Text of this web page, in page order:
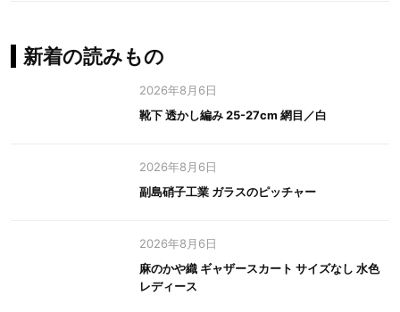
新着の読みもの
2026年8月6日
靴下 透かし編み 25-27cm 網目／白
2026年8月6日
副島硝子工業 ガラスのピッチャー
2026年8月6日
麻のかや織 ギャザースカート サイズなし 水色
レディース